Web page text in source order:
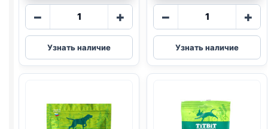
−
Количество
TitBit
дольки
(МИНИ
100г
+
Узнать наличие
−
Количество
TitBit
дольки
(МИНИ
70г
+
Узнать наличие